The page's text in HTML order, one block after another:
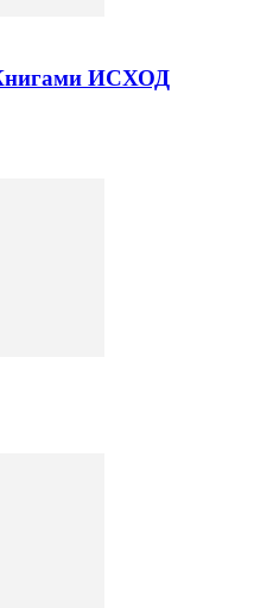
ИСХОД